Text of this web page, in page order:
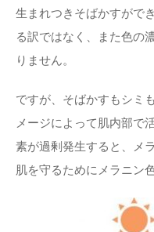
生まれつきそばかすがで
る訳ではなく、また色の
りません。
ですが、そばかすもシミ
メージによって肌内部で
素が過剰発生すると、メ
肌を守るためにメラニン